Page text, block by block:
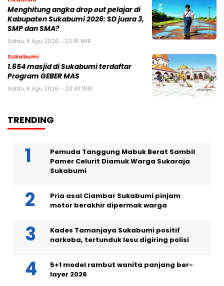
Menghitung angka drop out pelajar di
Kabupaten Sukabumi 2026: SD juara 3,
SMP dan SMA?
Sabtu, 8 Agu 2026 - 22:16 WIB
Sukabumi
1.654 masjid di Sukabumi terdaftar
Program GEBER MAS
Sabtu, 8 Agu 2026 - 20:43 WIB
TRENDING
Pemuda Tanggung Mabuk Berat Sambil
Pamer Celurit Diamuk Warga Sukaraja
Sukabumi
Pria asal Ciambar Sukabumi pinjam
motor berakhir dipermak warga
Kades Tamanjaya Sukabumi positif
narkoba, tertunduk lesu digiring polisi
5+1 model rambut wanita panjang ber-
layer 2026